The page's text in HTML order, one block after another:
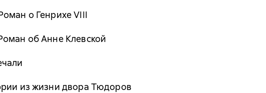
о Генрихе VIII
об Анне Клевской
из жизни двора Тюдоров